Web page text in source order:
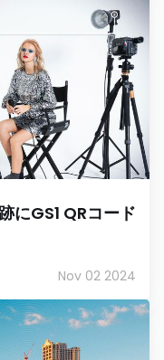
にGS1 QRコード
Nov 02 2024